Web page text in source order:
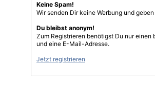
Keine Spam!
Wir senden Dir keine Werbung und
Du bleibst anonym!
Zum Registrieren benötigst Du nur einen
und eine E-Mail-Adresse.
Jetzt registrieren